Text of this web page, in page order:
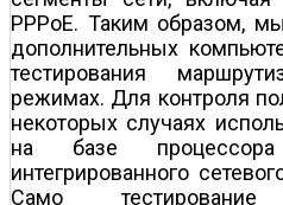
PPPoE. Таким образом,
дополнительных
тестирования
режимах. Для контроля
некоторых случаях
на базе
интегрированного
Само тестирование